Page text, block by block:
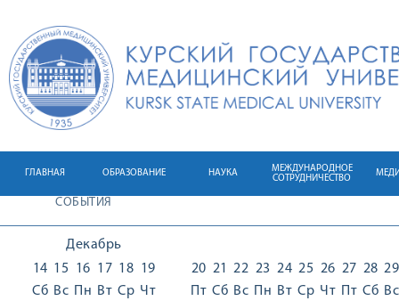
ГЛАВНАЯ ОБРАЗОВАНИЕ НАУКА
МЕЖДУНАРОДНОЕ
СОТРУДНИЧЕСТВО
СОБЫТИЯ
Декабрь
14
Сб
15
Вс
16
Пн
17
Вт
18
Ср
19
Чт
20
Пт
21
Сб
22
Вс
23
Пн
24
Вт
25
Ср
26
Чт
27
Пт
28
Сб
29
Вс